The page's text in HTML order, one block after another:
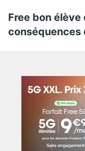
Free bon
conséquences